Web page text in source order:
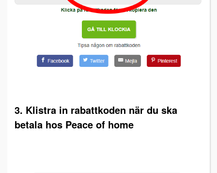
3. Klistra in rabattkoden när du ska
betala hos Peace of home